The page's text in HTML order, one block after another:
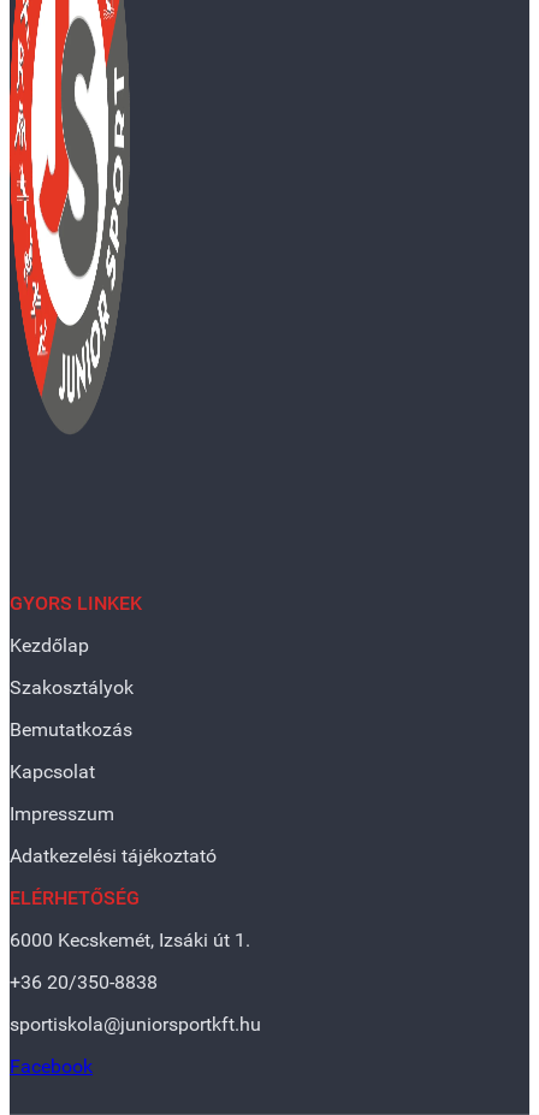
GYORS LINKEK
Kezdőlap
Szakosztályok
Bemutatkozás
Kapcsolat
Impresszum
Adatkezelési tájékoztató
ELÉRHETŐSÉG
6000 Kecskemét, Izsáki út 1.
+36 20/350-8838
sportiskola@juniorsportkft.hu
Facebook